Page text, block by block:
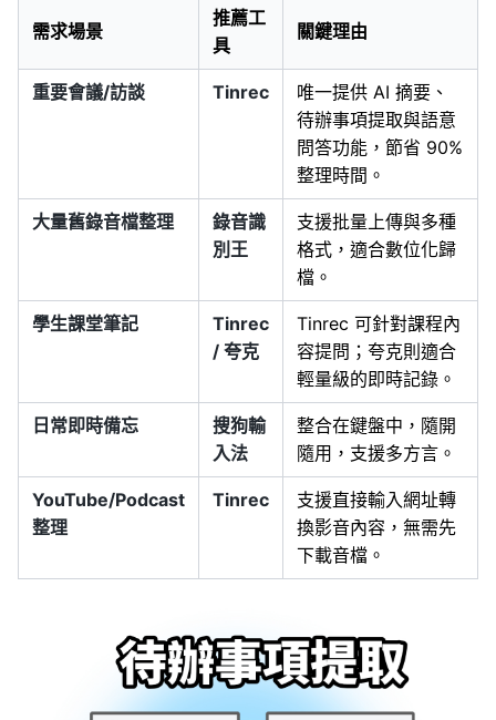
需求場景
推薦工
具
關鍵理由
重要會議/訪談 Tinrec
唯一提供 AI 摘要、
待辦事項提取與語意
問答功能，節省 90%
整理時間。
大量舊錄音檔整理
錄音識
別王
支援批量上傳與多種
格式，適合數位化歸
檔。
學生課堂筆記
Tinrec
/ 夸克
Tinrec 可針對課程內
容提問；夸克則適合
輕量級的即時記錄。
日常即時備忘
搜狗輸
入法
整合在鍵盤中，隨開
隨用，支援多方言。
YouTube/Podcast
整理
Tinrec
支援直接輸入網址轉
換影音內容，無需先
下載音檔。